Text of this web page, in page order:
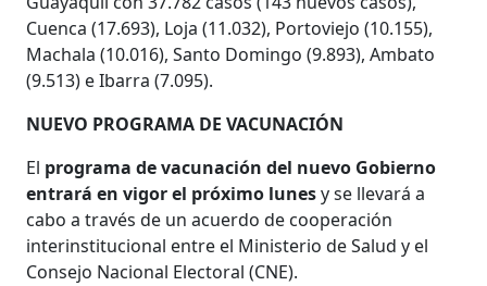
Cuenca (17.693), Loja (11.032), Portoviejo (10.155),
Machala (10.016), Santo Domingo (9.893), Ambato
(9.513) e Ibarra (7.095).
NUEVO PROGRAMA DE VACUNACIÓN
El programa de vacunación del nuevo Gobierno
entrará en vigor el próximo lunesy se llevará a
cabo a través de un acuerdo de cooperación
interinstitucional entre el Ministerio de Salud y el
Consejo Nacional Electoral (CNE).